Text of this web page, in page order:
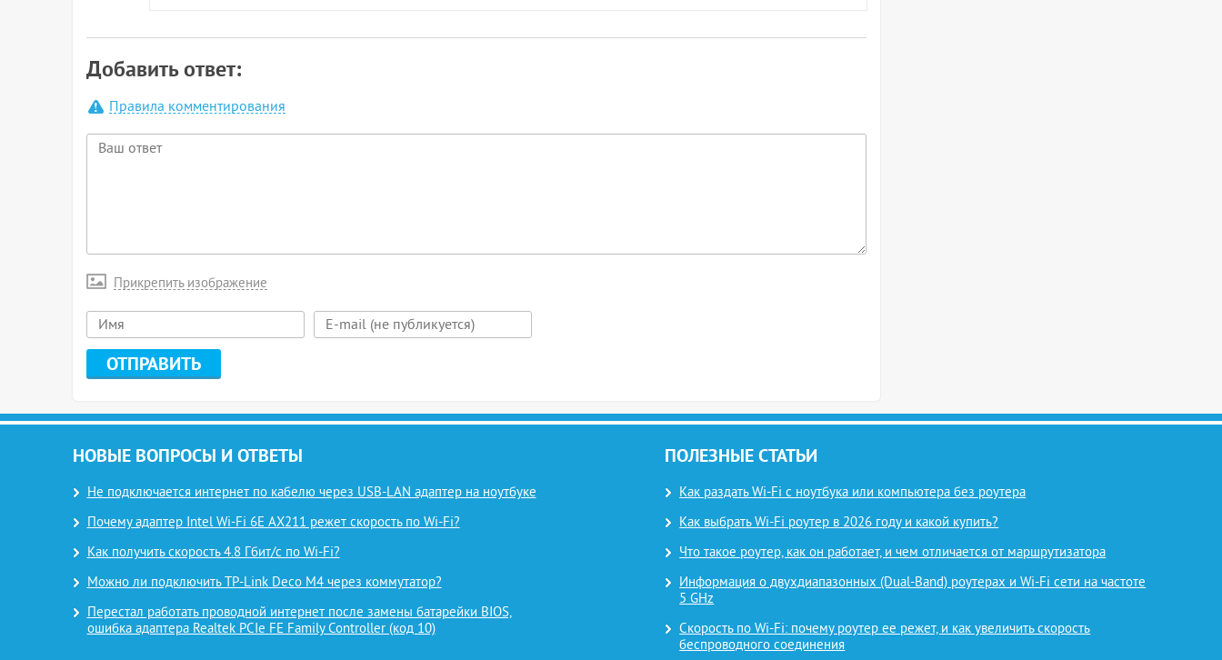
Добавить ответ:
Правила комментирования
Прикрепить изображение
НОВЫЕ ВОПРОСЫ И ОТВЕТЫ
Не подключается интернет по кабелю через USB-LAN адаптер на ноутбуке
Почему адаптер Intel Wi-Fi 6E AX211 режет скорость по Wi-Fi?
Как получить скорость 4.8 Гбит/с по Wi-Fi?
Можно ли подключить TP-Link Deco M4 через коммутатор?
Перестал работать проводной интернет после замены батарейки BIOS,
ошибка адаптера Realtek PCIe FE Family Controller (код 10)
ПОЛЕЗНЫЕ СТАТЬИ
Как раздать Wi-Fi с ноутбука или компьютера без роутера
Как выбрать Wi-Fi роутер в 2026 году и какой купить?
Что такое роутер, как он работает, и чем отличается от маршрутизатора
Информация о двухдиапазонных (Dual-Band) роутерах и Wi-Fi сети на частоте
5 GHz
Скорость по Wi-Fi: почему роутер ее режет, и как увеличить скорость
беспроводного соединения